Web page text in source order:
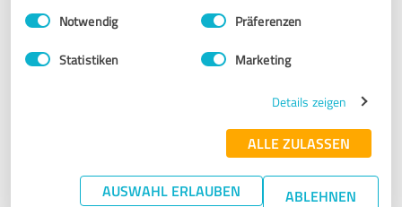
Impressum Datenschutzbestimmungen
Einwilligungsauswahl
Notwendig Präferenzen
Statistiken Marketing
Details zeigen
ALLE ZULASSEN
AUSWAHL ERLAUBEN ABLEHNEN
Erfahrungsbericht & Bewertung zu:
5,00 von 5